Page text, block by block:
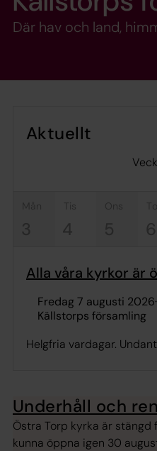
Där hav och land,
Aktuellt
tis
4 6
Alla våra kyrkor är
fredag 7 augusti 2026·
Källstorps församling
Helgfria vardagar.
Underhåll och
Östra Torp kyrka är stängd
kunna öppna igen 30